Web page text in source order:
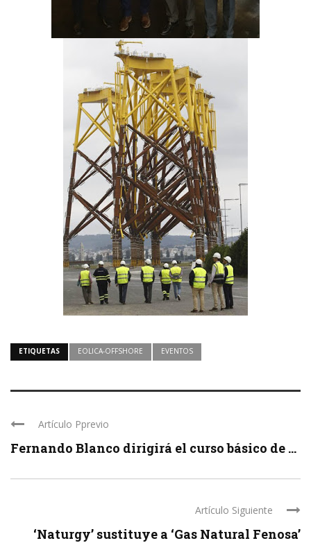
ETIQUETAS EOLICA-OFFSHORE EVENTOS
Artículo Pprevio
Fernando Blanco dirigirá el curso básico de ...
Artículo Siguiente
‘Naturgy’ sustituye a ‘Gas Natural Fenosa’